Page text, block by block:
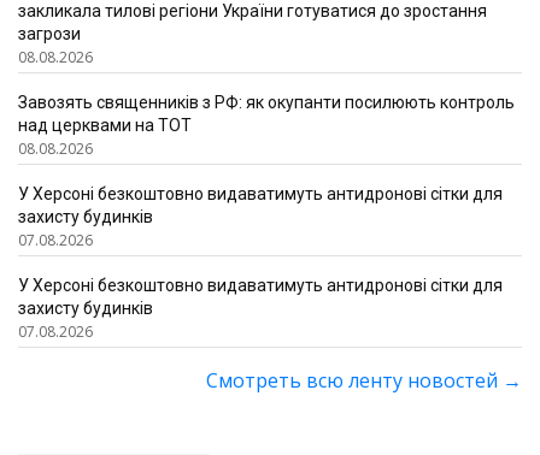
закликала тилові регіони України готуватися до зростання
загрози
08.08.2026
Завозять священників з РФ: як окупанти посилюють контроль
над церквами на ТОТ
08.08.2026
У Херсоні безкоштовно видаватимуть антидронові сітки для
захисту будинків
07.08.2026
У Херсоні безкоштовно видаватимуть антидронові сітки для
захисту будинків
07.08.2026
Смотреть всю ленту новостей →